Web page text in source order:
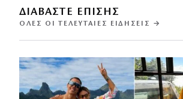
ΔΙΑΒΑΣΤΕ ΕΠΙΣΗΣ
ΌΛΕΣ ΟΙ ΤΕΛΕΥΤΑΊΕΣ ΕΙΔΉΣΕΙΣ →